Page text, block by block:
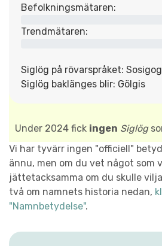
Befolkningsmätaren:
Trendmätaren:
Siglög på rövarspråket:
Siglög baklänges blir: Gölgis
Under 2024 fick ingen Siglög
Vi har tyvärr ingen "officiell"
ännu, men om du vet något som
jättetacksamma om du skulle
två om namnets historia nedan,
"Namnbetydelse".